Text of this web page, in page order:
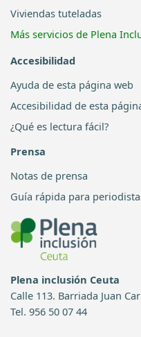
Viviendas tuteladas
Más servicios de Plena
Accesibilidad
Ayuda de esta página web
Accesibilidad de esta
¿Qué es lectura fácil?
Prensa
Notas de prensa
Guía rápida para
Plena inclusión Ceuta
Calle 113. Barriada Juan
Tel. 956 50 07 44